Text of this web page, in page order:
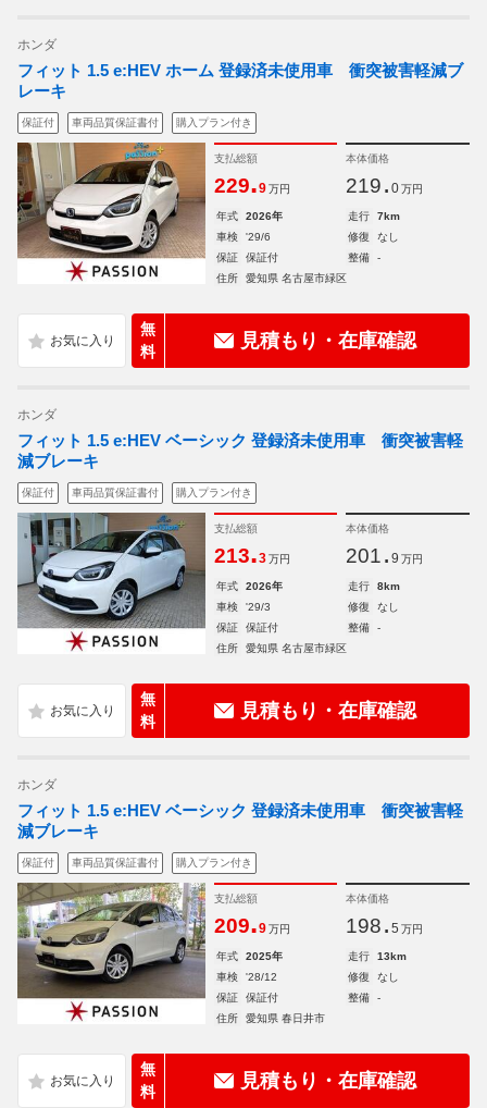
ホンダ
フィット 1.5 e:HEV ホーム 登録済未使用車 衝突被害軽減ブ
レーキ
保証付 車両品質保証書付 購入プラン付き
支払総額
229.9 万円
本体価格
219. 0 万円
年式 2026年 走行
7km
車検
'29/6 修復
なし
保証
保証付 整備
-
住所
愛知県 名古屋市緑区
無
料
見積もり・在庫確認
ホンダ
フィット 1.5 e:HEV ベーシック 登録済未使用車 衝突被害軽
減ブレーキ
保証付 車両品質保証書付 購入プラン付き
支払総額
213.3 万円
本体価格
201. 9 万円
年式 2026年 走行
8km
車検
'29/3 修復
なし
保証
保証付 整備
-
住所
愛知県 名古屋市緑区
無
料
見積もり・在庫確認
ホンダ
フィット 1.5 e:HEV ベーシック 登録済未使用車 衝突被害軽
減ブレーキ
保証付 車両品質保証書付 購入プラン付き
支払総額
209.9 万円
本体価格
198. 5 万円
年式 2025年 走行
13km
車検
'28/12 修復
なし
保証
保証付 整備
-
住所
愛知県 春日井市
無
料
見積もり・在庫確認